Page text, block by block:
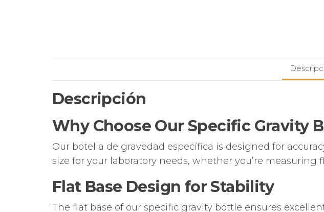
Descripción
Why Choose Our Specific Gravity
Our botella de gravedad específica is designed for
size for your laboratory needs, whether you’re
Flat Base Design for Stability
The flat base of our specific gravity bottle ensures